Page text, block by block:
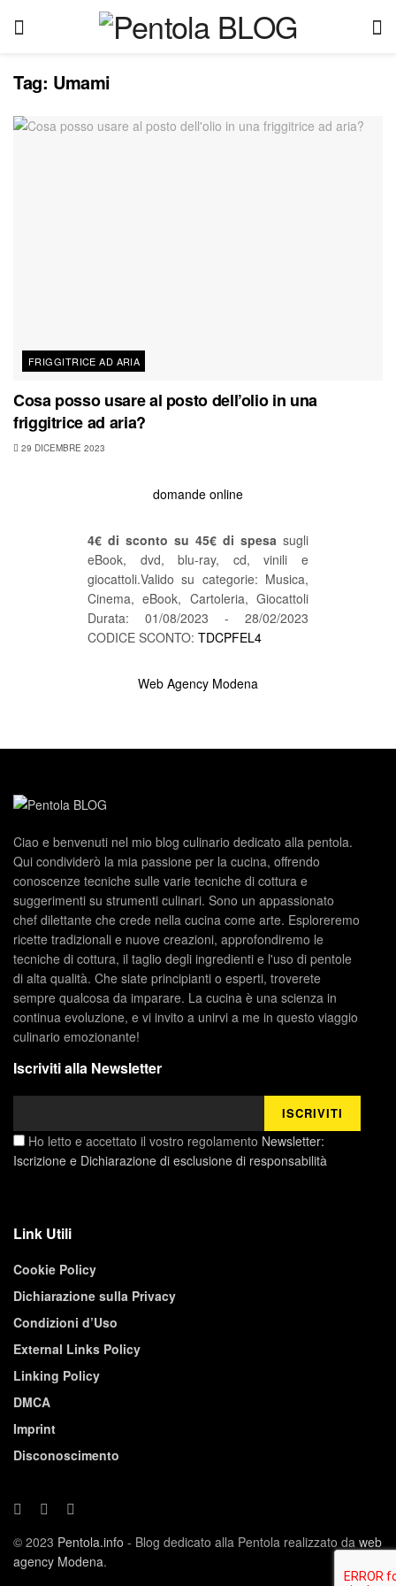
Tag: Umami
FRIGGITRICE AD ARIA
Cosa posso usare al posto dell’olio in una
friggitrice ad aria?
29 DICEMBRE 2023
domande online
4€ di sconto su 45€ di spesa sugli
eBook, dvd, blu-ray, cd, vinili e
giocattoli.Valido su categorie: Musica,
Cinema, eBook, Cartoleria, Giocattoli
Durata: 01/08/2023 - 28/02/2023
CODICE SCONTO: TDCPFEL4
Web Agency Modena
Ciao e benvenuti nel mio blog culinario dedicato alla pentola.
Qui condividerò la mia passione per la cucina, offrendo
conoscenze tecniche sulle varie tecniche di cottura e
suggerimenti su strumenti culinari. Sono un appassionato
chef dilettante che crede nella cucina come arte. Esploreremo
ricette tradizionali e nuove creazioni, approfondiremo le
tecniche di cottura, il taglio degli ingredienti e l'uso di pentole
di alta qualità. Che siate principianti o esperti, troverete
sempre qualcosa da imparare. La cucina è una scienza in
continua evoluzione, e vi invito a unirvi a me in questo viaggio
culinario emozionante!
Iscriviti alla Newsletter
Ho letto e accettato il vostro regolamento Newsletter:
Iscrizione e Dichiarazione di esclusione di responsabilità
Link Utili
Cookie Policy
Dichiarazione sulla Privacy
Condizioni d’Uso
External Links Policy
Linking Policy
DMCA
Imprint
Disconoscimento
© 2023 Pentola.info - Blog dedicato alla Pentola realizzato da web
agency Modena.